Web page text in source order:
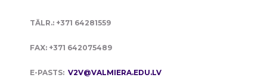
TĀLR.: +371 64281559
FAX: +371 642075489
E-PASTS: V2V@VALMIERA.EDU.LV